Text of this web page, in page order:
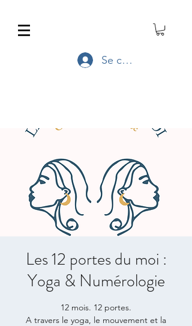
Se connecter
Les 12 portes du moi :
Yoga & Numérologie
12 mois. 12 portes.
A travers le yoga, le mouvement et la